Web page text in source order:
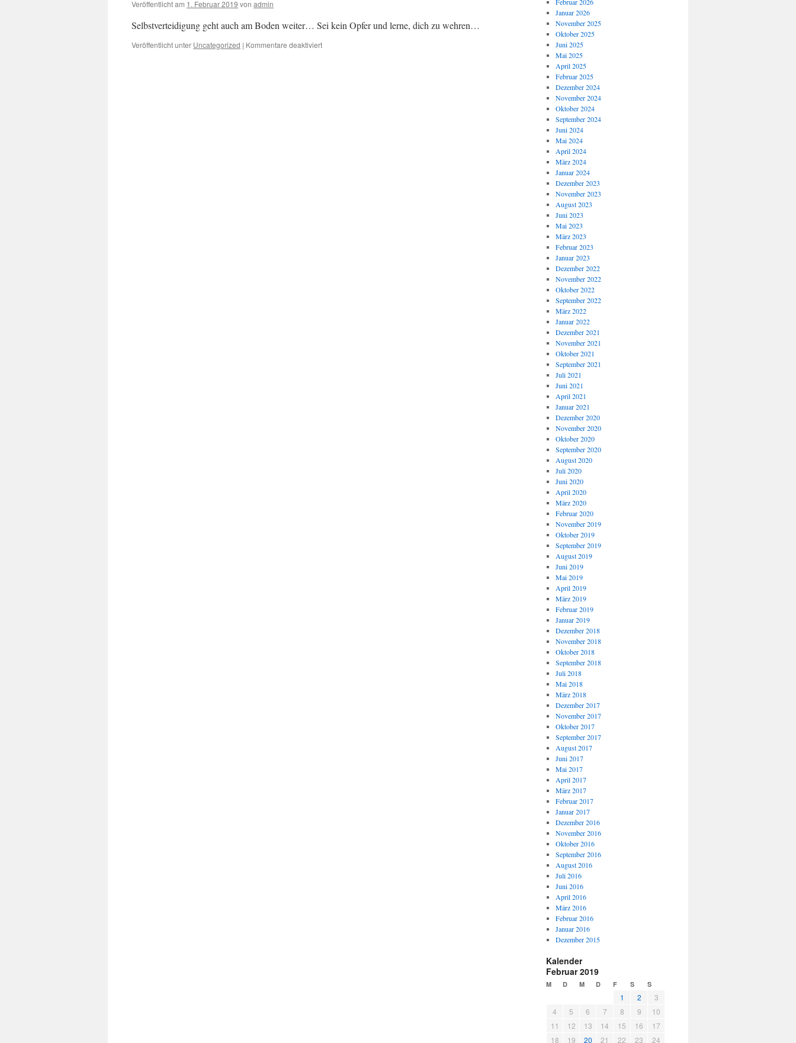
Veröffentlicht am 1. Februar 2019 von admin
Selbstverteidigung geht auch am Boden weiter… Sei kein Opfer und lerne, dich zu wehren…
Veröffentlicht unter Uncategorized | Kommentare deaktiviertfür
Februar 2026
Januar 2026
November 2025
Oktober 2025
Juni 2025
Mai 2025
April 2025
Februar 2025
Dezember 2024
November 2024
Oktober 2024
September 2024
Juni 2024
Mai 2024
April 2024
März 2024
Januar 2024
Dezember 2023
November 2023
August 2023
Juni 2023
Mai 2023
März 2023
Februar 2023
Januar 2023
Dezember 2022
November 2022
Oktober 2022
September 2022
März 2022
Januar 2022
Dezember 2021
November 2021
Oktober 2021
September 2021
Juli 2021
Juni 2021
April 2021
Januar 2021
Dezember 2020
November 2020
Oktober 2020
September 2020
August 2020
Juli 2020
Juni 2020
April 2020
März 2020
Februar 2020
November 2019
Oktober 2019
September 2019
August 2019
Juni 2019
Mai 2019
April 2019
März 2019
Februar 2019
Januar 2019
Dezember 2018
November 2018
Oktober 2018
September 2018
Juli 2018
Mai 2018
März 2018
Dezember 2017
November 2017
Oktober 2017
September 2017
August 2017
Juni 2017
Mai 2017
April 2017
März 2017
Februar 2017
Januar 2017
Dezember 2016
November 2016
Oktober 2016
September 2016
August 2016
Juli 2016
Juni 2016
April 2016
März 2016
Februar 2016
Januar 2016
Dezember 2015
Kalender
Februar 2019
M D M D F S S
1 2
3
4
5 6 7 8 9
10
11
12 13 14 15 16
17
18
19 20 21 22 23 24